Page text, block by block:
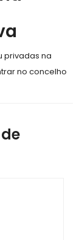
privadas na
no concelho